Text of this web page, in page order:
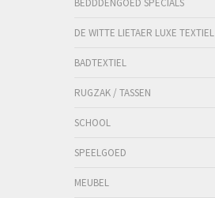
BEDDDENGOED SPECIALS
DE WITTE LIETAER LUXE TEXTIEL
BADTEXTIEL
RUGZAK / TASSEN
SCHOOL
SPEELGOED
MEUBEL